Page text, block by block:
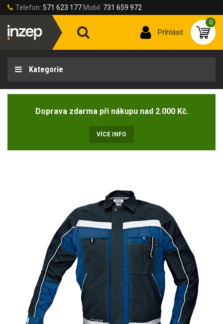
Telefon: 571 623 177 Mobil: 731 659 972
Přihlásit
0
Kategorie
Doprava zdarma při nákupu nad 2.000 Kč.
VÍCE INFO